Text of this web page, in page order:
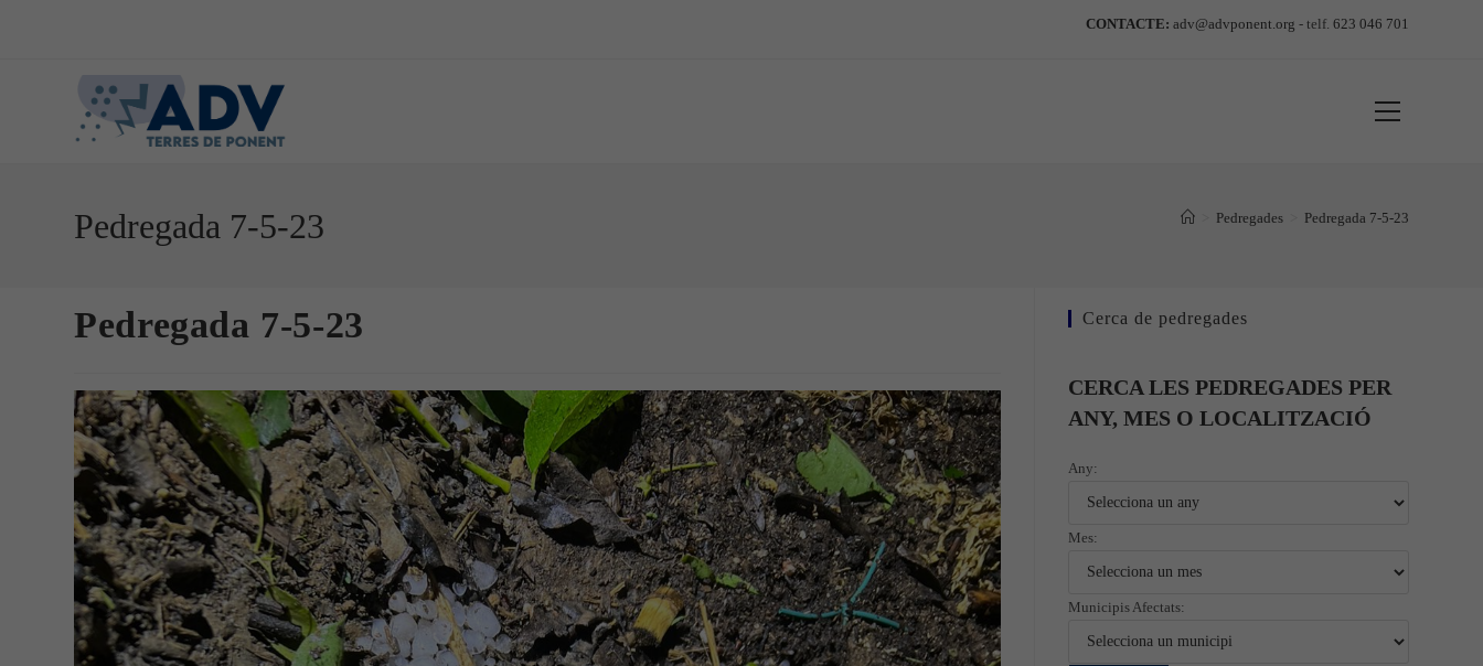
CONTACTE: adv@advponent.org - telf. 623 046 701
Mostra
lloc
Pedregada 7-5-23 Pedregades Pedregada 7-5-23
Pedregada 7-5-23 Cerca de pedregades
CERCA LES PEDREGADES PER
ANY, MES O LOCALITZACIÓ
Any:
Mes:
Municipis Afectats: